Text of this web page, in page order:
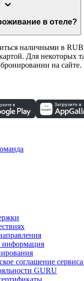
Как оплатить проживание в отеле?
наличными в
Для некоторых
на сайте.
соглашение
GURU